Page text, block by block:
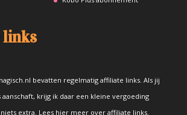
bevatten regelmatig affiliate links. Als jij
aanschaft, krijg ik daar een kleine vergoeding
extra. Lees hier meer over affiliate links.